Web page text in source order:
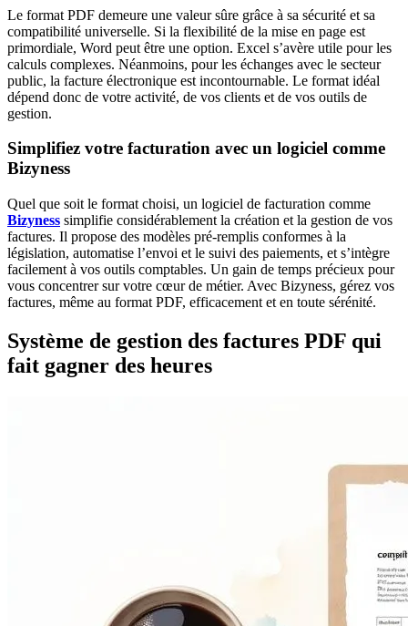
Le format PDF demeure une valeur sûre grâce à sa sécurité et sa
compatibilité universelle. Si la flexibilité de la mise en page est
primordiale, Word peut être une option. Excel s’avère utile pour les
calculs complexes. Néanmoins, pour les échanges avec le secteur
public, la facture électronique est incontournable. Le format idéal
dépend donc de votre activité, de vos clients et de vos outils de
gestion.
Simplifiez votre facturation avec un logiciel comme
Bizyness
Quel que soit le format choisi, un logiciel de facturation comme
Bizyness simplifie considérablement la création et la gestion de vos
factures. Il propose des modèles pré-remplis conformes à la
législation, automatise l’envoi et le suivi des paiements, et s’intègre
facilement à vos outils comptables. Un gain de temps précieux pour
vous concentrer sur votre cœur de métier. Avec Bizyness, gérez vos
factures, même au format PDF, efficacement et en toute sérénité.
Système de gestion des factures PDF qui
fait gagner des heures